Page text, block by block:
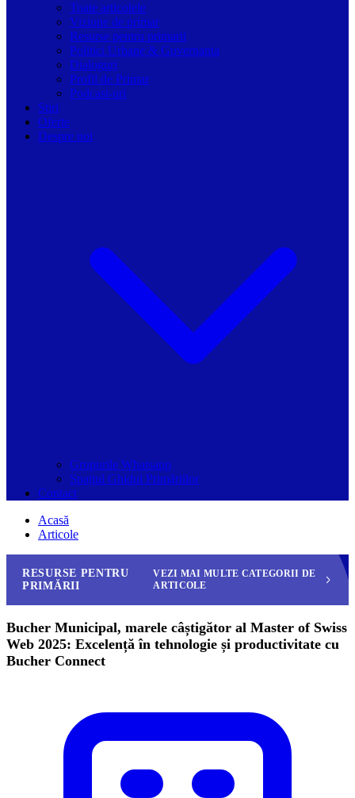
Toate articolele
Viziune de primar
Resurse pentru primarii
Politici Urbane & Guvernanta
Dialoguri
Profil de Primar
Podcast-uri
Stiri
Oferte
Despre noi
Grupurile Whatsapp
Spațiul Ghidul Primăriilor
Contact
Acasă
Articole
RESURSE PENTRU
PRIMĂRII
VEZI MAI MULTE CATEGORII DE
ARTICOLE
Bucher Municipal, marele câștigător al Master of Swiss
Web 2025: Excelență în tehnologie și productivitate cu
Bucher Connect